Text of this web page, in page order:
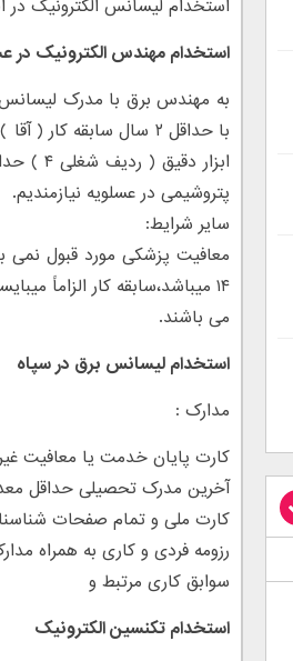
استخدام لیسانس الکترونیک در
استخدام مهندس الکترونیک در
با حداقل ۲ سال
پتروشیمی در عسلویه نیازمندیم.
سایر شرایط:
معافیت پزشکی مورد قبول نمی
۱۴ میباشد،سابقه کار الزاماً
می باشند.
استخدام لیسانس برق در سپاه
مدارک :
کارت پایان خدمت یا معافیت
آخرین مدرک تحصیلی حداقل معدل برای دانشگاه
کارت ملی و تمام صفحات
رزومه فردی و کاری به همراه
سوابق کاری مرتبط و
استخدام تکنسین الکترونیک